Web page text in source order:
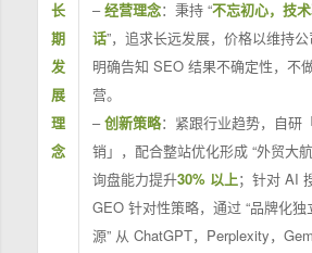
长
期
发
展
理
念
–经营理念：秉持 “不忘初心，技
话”，追求长远发展，价格以维持公
明确告知 SEO 结果不确定性，不
营。
–创新策略：紧跟行业趋势，自研
销」，配合整站优化形成 “外贸大
询盘能力提升30% 以上；针对 AI
GEO 针对性策略，通过 “品牌化
源” 从 ChatGPT，Perplexity，